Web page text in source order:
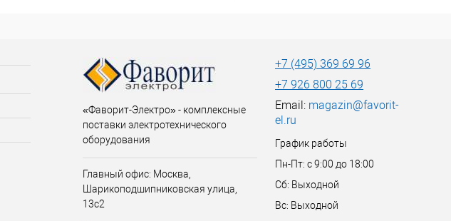
«Фаворит-Электро» - комплексные
поставки электротехнического
оборудования
Главный офис: Москва,
Шарикоподшипниковская улица,
13с2
+7 (495) 369 69 96
+7 926 800 25 69
Email: magazin@favorit-
el.ru
График работы
Пн-Пт: с 9:00 до 18:00
Сб: Выходной
Вс: Выходной